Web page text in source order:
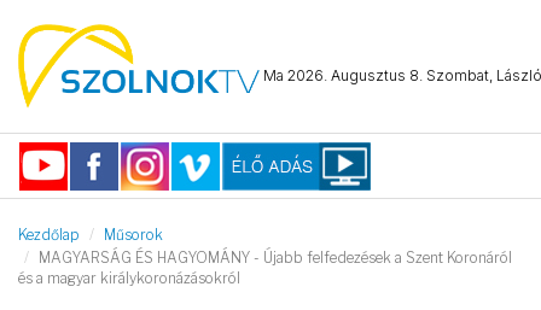
Ma 2026. Augusztus 8. Szombat,
Kezdőlap
Műsorok
MAGYARSÁG ÉS HAGYOMÁNY - Újabb felfedezések a Szent Koronáról
és a magyar királykoronázásokról